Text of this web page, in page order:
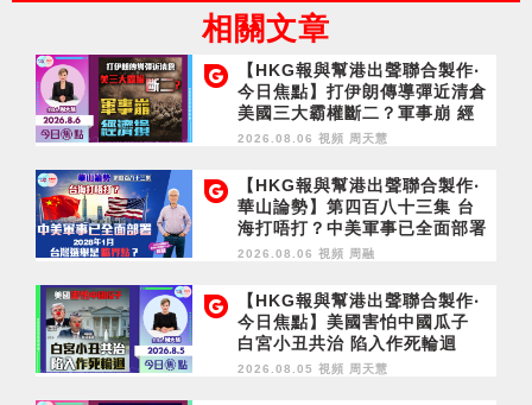
相關文章
【HKG報與幫港出聲聯合製作‧
今日焦點】打伊朗傳導彈近清倉
美國三大霸權斷二？軍事崩 經
濟損
2026.08.06 視頻 周天慧
【HKG報與幫港出聲聯合製作‧
華山論勢】第四百八十三集 台
海打唔打？中美軍事已全面部署
2028年1月台灣選舉是臨界點？
2026.08.06 視頻 周融
【HKG報與幫港出聲聯合製作‧
今日焦點】美國害怕中國瓜子
白宮小丑共治 陷入作死輪迴
2026.08.05 視頻 周天慧